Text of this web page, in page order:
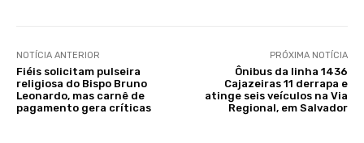
NOTÍCIA ANTERIOR
Fiéis solicitam pulseira
religiosa do Bispo Bruno
Leonardo, mas carnê de
pagamento gera críticas
PRÓXIMA NOTÍCIA
Ônibus da linha 1436
Cajazeiras 11 derrapa e
atinge seis veículos na Via
Regional, em Salvador